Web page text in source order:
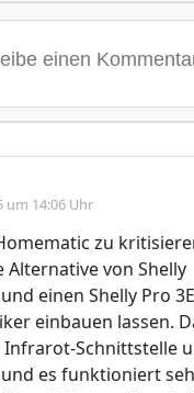
um 14:06 Uhr
zu
Alternative von Shelly
einen Shelly Pro
einbauen lassen.
Infrarot-Schnittstelle
es funktioniert